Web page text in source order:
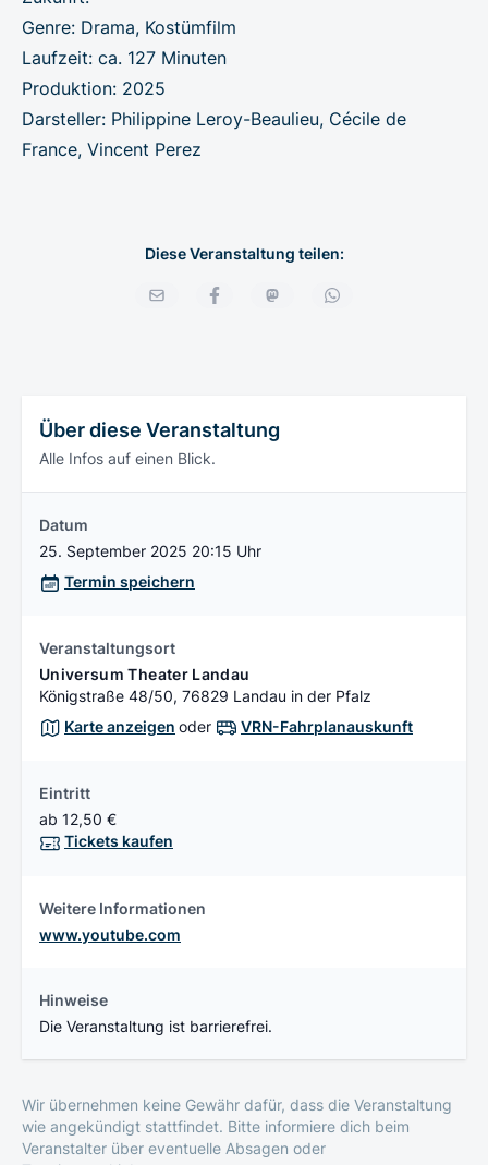
Genre: Drama, Kostümfilm
Laufzeit: ca. 127 Minuten
Produktion: 2025
Darsteller: Philippine Leroy-Beaulieu, Cécile de
France, Vincent Perez
Diese Veranstaltung teilen:
Über diese Veranstaltung
Alle Infos auf einen Blick.
Datum
25. September 2025 20:15 Uhr
Termin speichern
Veranstaltungsort
Universum Theater Landau
Königstraße 48/50, 76829 Landau in der Pfalz
Karte anzeigen oder VRN-Fahrplanauskunft
Eintritt
ab 12,50 €
Tickets kaufen
Weitere Informationen
www.youtube.com
Hinweise
Die Veranstaltung ist barrierefrei.
Wir übernehmen keine Gewähr dafür, dass die Veranstaltung
wie angekündigt stattfindet. Bitte informiere dich beim
Veranstalter über eventuelle Absagen oder